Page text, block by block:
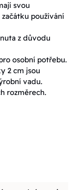
svou
používání
z důvodu
osobní potřebu.
2 cm jsou
vadu.
rozměrech.